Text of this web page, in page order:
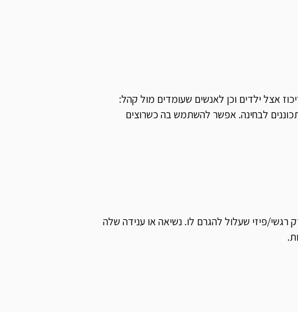
אצל ילדים וכן לאנשים שעומדים מול קהל:
לבחינה. אפשר להשתמש בה כשרוצים
רגשי/פיזי שעלול להגרם לו. נשיאה או ענידה שלה